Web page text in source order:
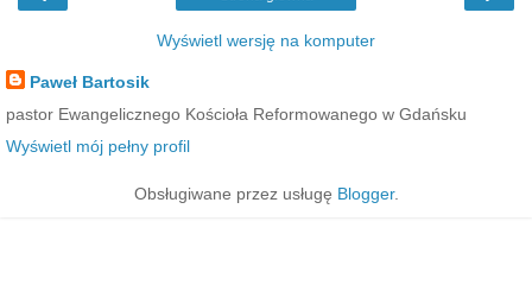
Wyświetl wersję na komputer
Paweł Bartosik
pastor Ewangelicznego Kościoła Reformowanego w Gdańsku
Wyświetl mój pełny profil
Obsługiwane przez usługę Blogger.